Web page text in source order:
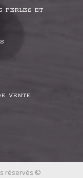
PERLES ET
VENTE
réservés ©